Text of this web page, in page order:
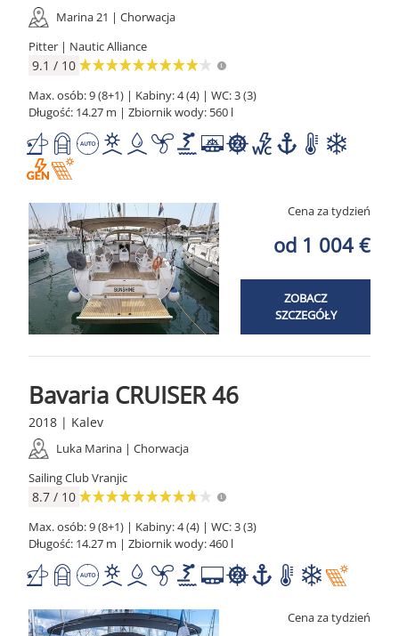
Marina 21 | Chorwacja
Pitter | Nautic Alliance
9.1 / 10
Max. osób: 9 (8+1) | Kabiny: 4 (4) | WC: 3 (3)
Długość: 14.27 m | Zbiornik wody: 560 l
Cena za tydzień
od 1 004 €
ZOBACZ
SZCZEGÓŁY
Bavaria CRUISER 46
2018 | Kalev
Luka Marina | Chorwacja
Sailing Club Vranjic
8.7 / 10
Max. osób: 9 (8+1) | Kabiny: 4 (4) | WC: 3 (3)
Długość: 14.27 m | Zbiornik wody: 460 l
Cena za tydzień